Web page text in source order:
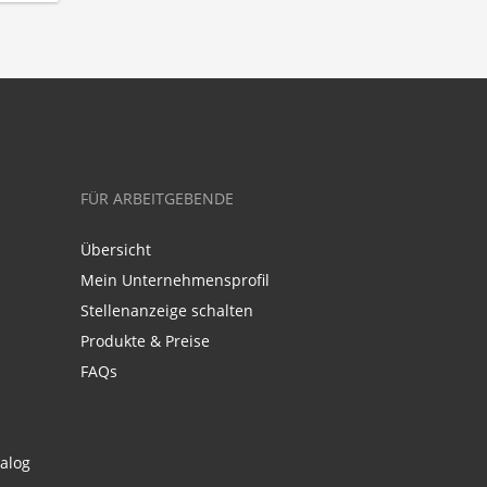
FÜR ARBEITGEBENDE
Übersicht
Mein Unternehmensprofil
Stellenanzeige schalten
Produkte & Preise
FAQs